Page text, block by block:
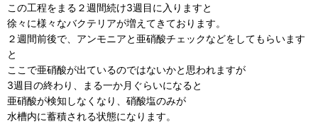
この工程をまる２週間続け3週目に入りますと
徐々に様々なバクテリアが増えてきております。
２週間前後で、アンモニアと亜硝酸チェックなどをしてもらいます
と
ここで亜硝酸が出ているのではないかと思われますが
3週目の終わり、まる一か月ぐらいになると
亜硝酸が検知しなくなり、硝酸塩のみが
水槽内に蓄積される状態になります。